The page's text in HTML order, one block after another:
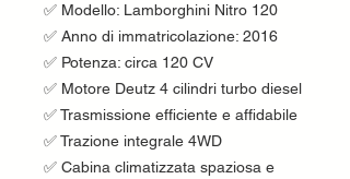
✅ Modello: Lamborghini Nitro 120
✅ Anno di immatricolazione: 2016
✅ Potenza: circa 120 CV
✅ Motore Deutz 4 cilindri turbo diesel
✅ Trasmissione efficiente e affidabile
✅ Trazione integrale 4WD
✅ Cabina climatizzata spaziosa e